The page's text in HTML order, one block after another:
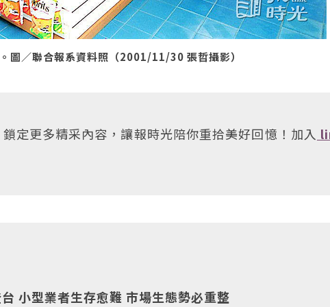
圖／聯合報系資料照（2001/11/30 張哲攝影）
定更多精采內容，讓報時光陪你重拾美好回憶！加入
小型業者生存愈難 市場生態勢必重整